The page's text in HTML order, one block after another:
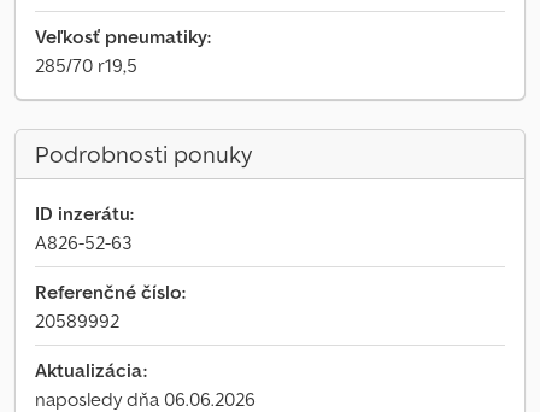
Veľkosť pneumatiky:
285/70 r19,5
Podrobnosti ponuky
ID inzerátu:
A826-52-63
Referenčné číslo:
20589992
Aktualizácia:
naposledy dňa 06.06.2026